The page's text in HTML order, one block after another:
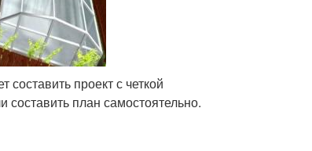
проект с четкой
план самостоятельно.